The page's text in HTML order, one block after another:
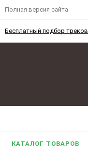
Полная версия сайта
Бесплатный подбор
КАТАЛОГ ТОВАРОВ